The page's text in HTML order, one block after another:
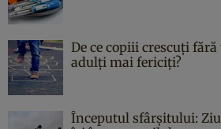
De ce copiii crescuți
adulți mai fericiți?
Începutul sfârşitului: